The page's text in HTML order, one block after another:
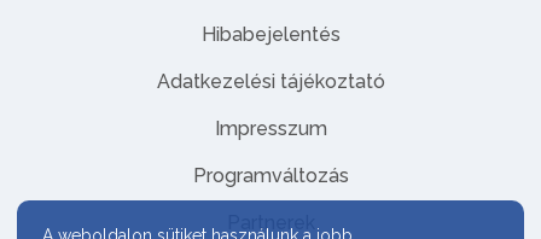
Hibabejelentés
Adatkezelési tájékoztató
Impresszum
Programváltozás
Partnerek